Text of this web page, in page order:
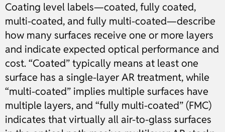
Coating level labels—coated, fully coated,
multi-coated, and fully multi-coated—describe
how many surfaces receive one or more layers
and indicate expected optical performance and
cost. “Coated” typically means at least one
surface has a single-layer AR treatment, while
“multi-coated” implies multiple surfaces have
multiple layers, and “fully multi-coated” (FMC)
indicates that virtually all air-to-glass surfaces